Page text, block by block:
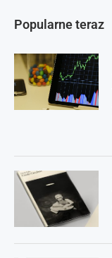
Popularne teraz